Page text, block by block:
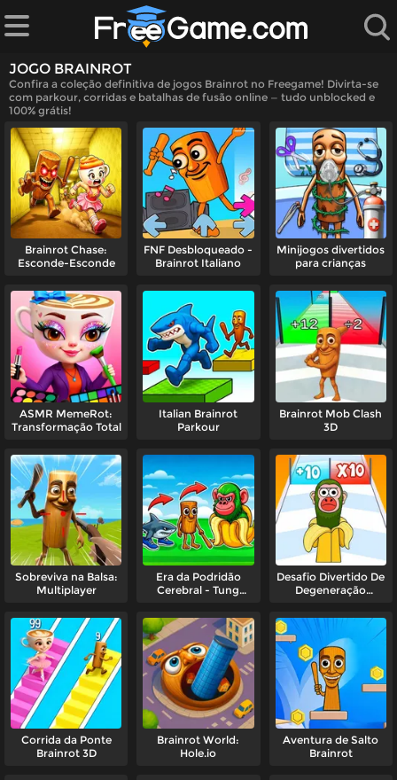
JOGO BRAINROT
Confira a coleção definitiva de jogos Brainrot no Freegame! Divirta-se
com parkour, corridas e batalhas de fusão online — tudo unblocked e
100% grátis!
Brainrot Chase:
Esconde-Esconde
FNF Desbloqueado -
Brainrot Italiano
Minijogos divertidos
para crianças
ASMR MemeRot:
Transformação Total
Italian Brainrot
Parkour
Brainrot Mob Clash
3D
Sobreviva na Balsa:
Multiplayer
Era da Podridão
Cerebral - Tung
Desafio Divertido De
Degeneração
Corrida da Ponte
Brainrot 3D
Brainrot World:
Hole.io
Aventura de Salto
Brainrot